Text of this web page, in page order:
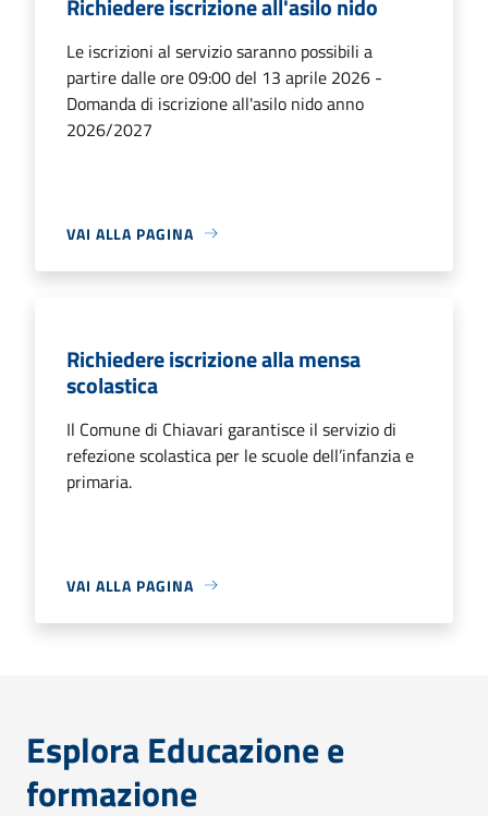
Le iscrizioni al servizio saranno possibili a
partire dalle ore 09:00 del 13 aprile 2026 -
Domanda di iscrizione all'asilo nido anno
2026/2027
VAI ALLA PAGINA
Richiedere iscrizione alla mensa
scolastica
Il Comune di Chiavari garantisce il servizio di
refezione scolastica per le scuole dell’infanzia e
primaria.
VAI ALLA PAGINA
Esplora Educazione e
formazione